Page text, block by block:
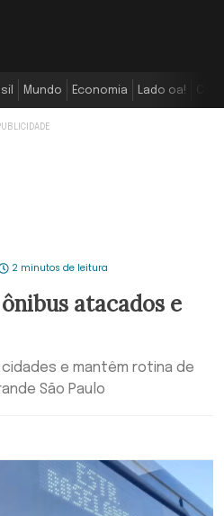
Mundo Economia Lado oa!
2 minutos de leitura
atacados e
e mantêm rotina de
São Paulo